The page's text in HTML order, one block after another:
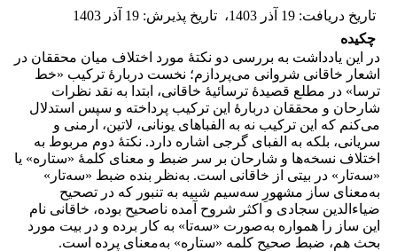
تاریخ دریافت: 19 آذر 1403 ، تاریخ پذیرش: 19 آذر 1403
چکیده
در این یادداشت به بررسی دو نکتۀ مورد اختلاف میان محققان در
اشعار خاقانی شروانی می‌پردازم؛ نخست دربارۀ ترکیب «خط
ترسا» در مطلع قصیدۀ ترسائیۀ خاقانی، ابتدا به نقد نظرات
شارحان و محققان دربارۀ این ترکیب پرداخته و سپس استدلال
می‌کنم که این ترکیب نه به الفباهای یونانی، لاتین، ارمنی و
سریانی، بلکه به الفبای گرجی اشاره دارد. نکتۀ دوم مربوط به
اختلاف نسخه‌ها و شارحان بر سر ضبط و معنای کلمۀ «ستاره» یا
«سه‌تار» در بیتی از خاقانی است. به‌نظر بنده ضبط «سه‌تار»
به‌معنای ساز مشهورِ سه‌سیم شبیه به تنبور که در تصحیح
ضیاءالدین سجادی و اکثر شروح آمده ناصحیح بوده، خاقانی نام
این ساز را همواره به‌صورت «سه‌تا» به کار برده و در بیت مورد
بحث هم، ضبط صحیح کلمه «ستاره» به‌معنای پرده است.